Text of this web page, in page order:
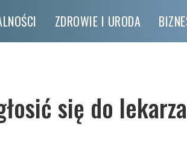
ZDROWIE I URODA
się do